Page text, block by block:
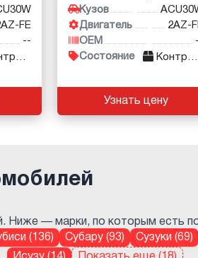
FE
--
Кузов
Двигатель
2AZ-
OEM
Состояние
Контракт
Узнать цену
Ниже — марки, по которым есть
(136) Субару (93) Сузуки (69)